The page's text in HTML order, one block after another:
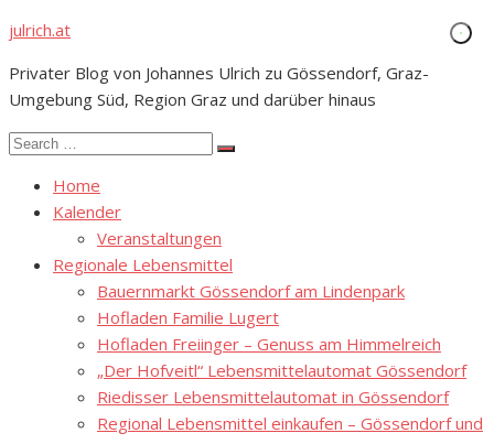
Skip
content
julrich.at
Privater Blog von Johannes Ulrich zu Gössendorf, Graz-
Umgebung Süd, Region Graz und darüber hinaus
Search
Search
Home
Kalender
Veranstaltungen
Regionale Lebensmittel
Bauernmarkt Gössendorf am Lindenpark
Hofladen Familie Lugert
Hofladen Freiinger – Genuss am Himmelreich
„Der Hofveitl“ Lebensmittelautomat Gössendorf
Riedisser Lebensmittelautomat in Gössendorf
Regional Lebensmittel einkaufen – Gössendorf und